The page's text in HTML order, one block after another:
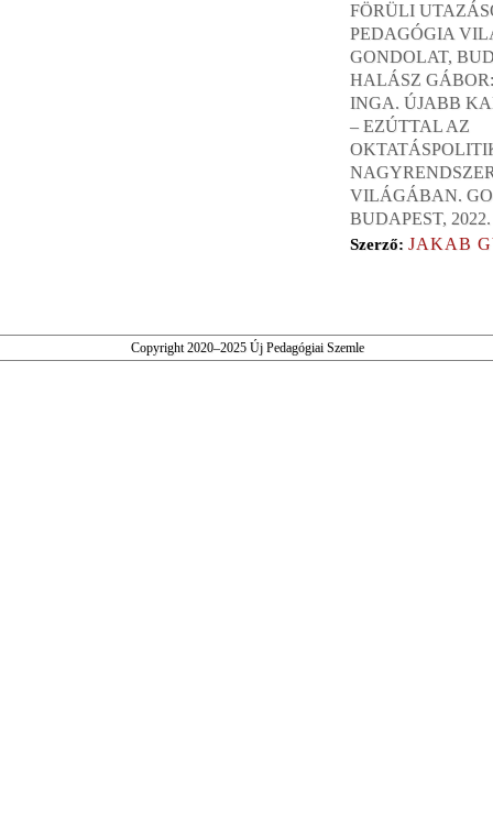
FÖRÜLI
PEDAGÓGIA
GONDOLAT,
HALÁSZ
INGA. ÚJABB
– EZÚTTAL AZ
VILÁGÁBAN.
BUDAPEST, 2022.
Szerző: JAKAB
Copyright 2020–2025 Új Pedagógiai Szemle